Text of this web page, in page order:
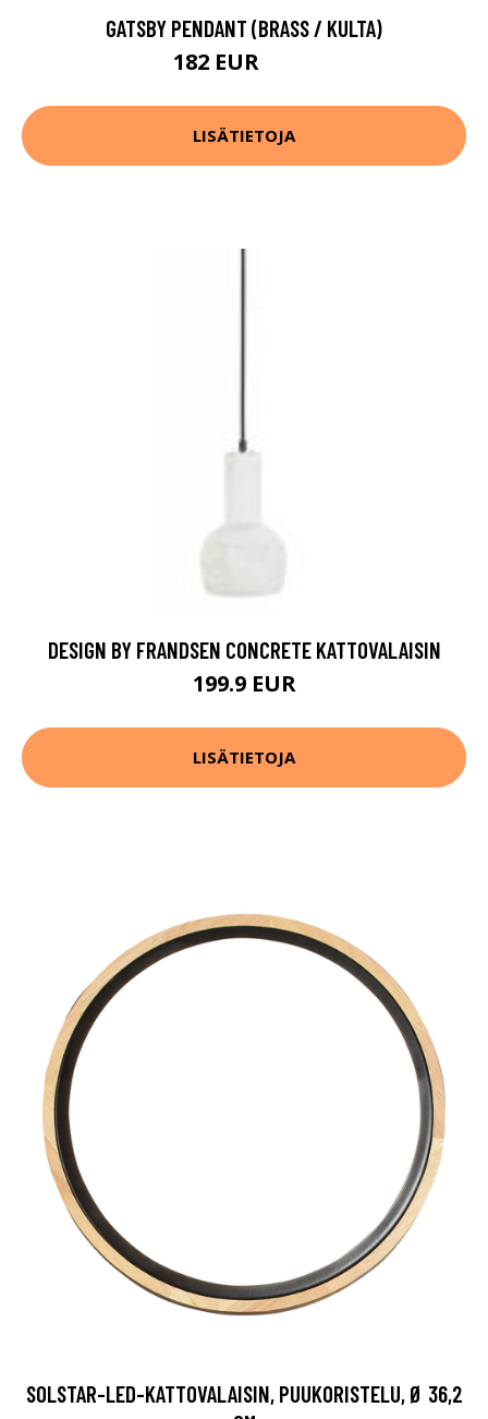
GATSBY PENDANT (BRASS / KULTA)
182 EUR
LISÄTIETOJA
DESIGN BY FRANDSEN CONCRETE KATTOVALAISIN
199.9 EUR
LISÄTIETOJA
SOLSTAR-LED-KATTOVALAISIN, PUUKORISTELU, Ø 36,2